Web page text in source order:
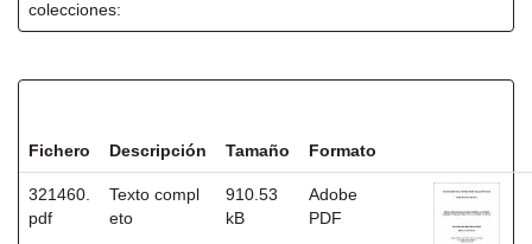
colecciones:
Fichero Descripción Tamaño Formato
321460.
pdf
Texto compl
eto
910.53
kB
Adobe
PDF